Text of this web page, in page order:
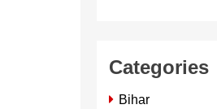
Categories
Bihar